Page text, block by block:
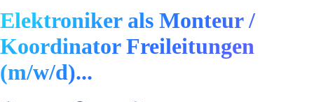
Elektroniker als Monteur /
Koordinator Freileitungen
(m/w/d)...